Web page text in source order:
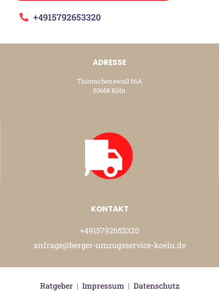
+4915792653320
ADRESSE
Thürmchenswall 66A
50668 Köln
KONTAKT
+4915792653320
anfrage@berger-umzugsservice-koeln.de
Ratgeber| Impressum| Datenschutz